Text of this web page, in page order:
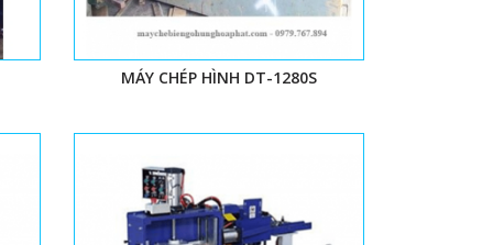
MÁY CHÉP HÌNH DT-1280S